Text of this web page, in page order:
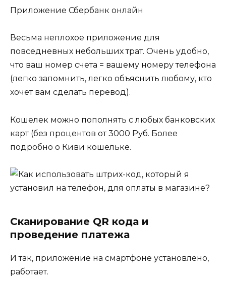
Приложение Сбербанк онлайн
Весьма неплохое приложение для
повседневных небольших трат. Очень удобно,
что ваш номер счета = вашему номеру телефона
(легко запомнить, легко объяснить любому, кто
хочет вам сделать перевод).
Кошелек можно пополнять с любых банковских
карт (без процентов от 3000 Руб. Более
подробно о Киви кошельке.
Сканирование QR кода и
проведение платежа
И так, приложение на смартфоне установлено,
работает.